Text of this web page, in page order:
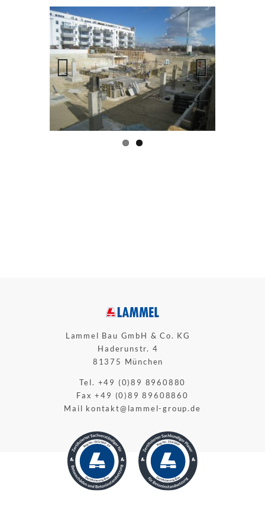
Previous Next
Lammel Bau GmbH & Co. KG
Haderunstr. 4
81375 München
Tel. +49 (0)89 8960880
Fax +49 (0)89 89608860
Mail kontakt@lammel-group.de